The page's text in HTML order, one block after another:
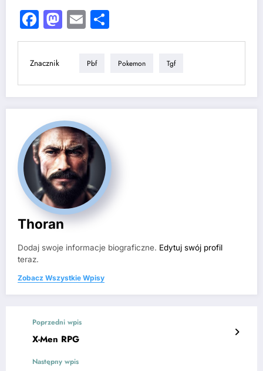
Facebook
Mastodon
Email
Znacznik Pbf Pokemon Tgf
Thoran
Dodaj swoje informacje biograficzne. Edytuj swój profil
teraz.
Zobacz Wszystkie Wpisy
Poprzedni wpis
X-Men RPG
Następny wpis